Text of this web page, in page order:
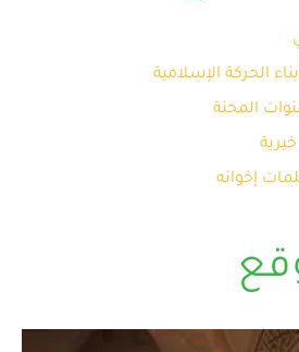
الحركة الإسلامية
المحنة
إخوانه